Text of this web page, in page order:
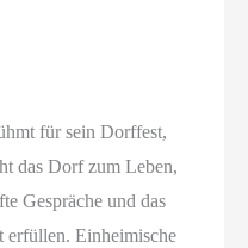
für sein Dorffest,
das Dorf zum Leben,
Gespräche und das
Einheimische